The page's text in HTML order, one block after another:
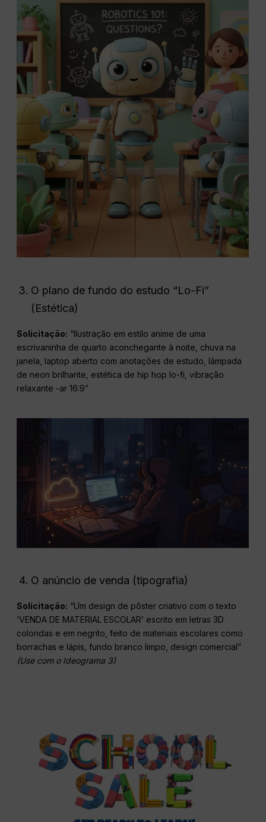
O plano de fundo do estudo “Lo-Fi”
(Estética)
Solicitação: “Ilustração em estilo anime de uma
escrivaninha de quarto aconchegante à noite, chuva na
janela, laptop aberto com anotações de estudo, lâmpada
de neon brilhante, estética de hip hop lo-fi, vibração
relaxante -ar 16:9”
O anúncio de venda (tipografia)
Solicitação: “Um design de pôster criativo com o texto
‘VENDA DE MATERIAL ESCOLAR’ escrito em letras 3D
coloridas e em negrito, feito de materiais escolares como
borrachas e lápis, fundo branco limpo, design comercial”
(Use com o Ideograma 3)